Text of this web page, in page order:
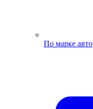
По марке авто